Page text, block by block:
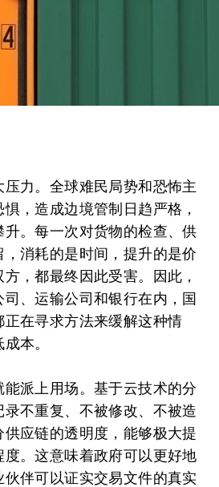
力。全球难民局势和恐怖主
，造成边境管制日趋严格，
。每一次对货物的检查、供
消耗的是时间，提升的是价
，都最终因此受害。因此，
、运输公司和银行在内，国
在寻求方法来缓解这种情
本。
派上用场。基于云技术的分
不重复、不被修改、不被造
应链的透明度，能够极大提
。这意味着政府可以更好地
伴可以证实交易文件的真实